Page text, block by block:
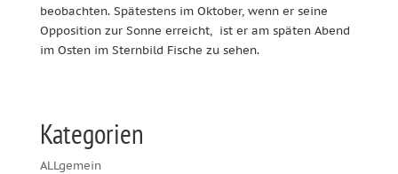
beobachten. Spätestens im Oktober, wenn er seine
Opposition zur Sonne erreicht, ist er am späten Abend
im Osten im Sternbild Fische zu sehen.
Kategorien
ALLgemein